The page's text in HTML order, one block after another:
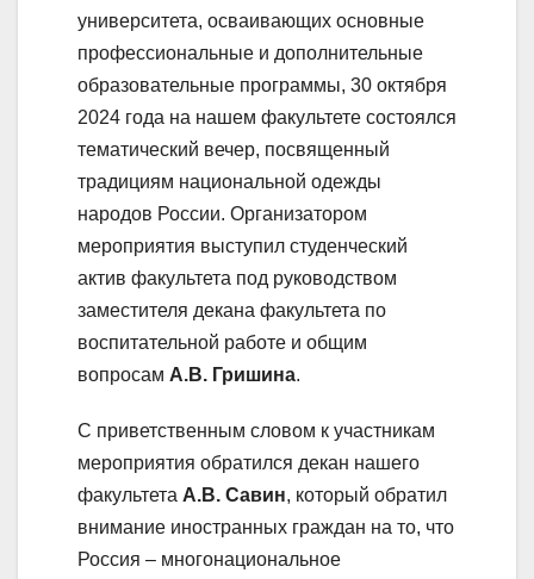
университета, осваивающих основные
профессиональные и дополнительные
образовательные программы, 30 октября
2024 года на нашем факультете состоялся
тематический вечер, посвященный
традициям национальной одежды
народов России. Организатором
мероприятия выступил студенческий
актив факультета под руководством
заместителя декана факультета по
воспитательной работе и общим
вопросам А.В. Гришина.
С приветственным словом к участникам
мероприятия обратился декан нашего
факультета А.В. Савин, который обратил
внимание иностранных граждан на то, что
Россия – многонациональное